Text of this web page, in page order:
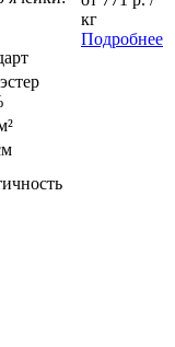
кг
Подробнее